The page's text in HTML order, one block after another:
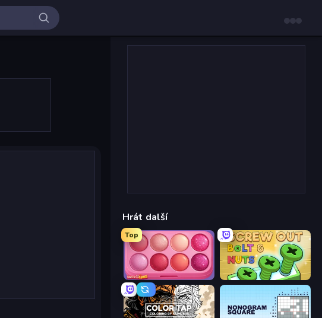
Hrát další
Top
Piece of Cake: Merge and Bake Screw Out: Bolts and Nuts